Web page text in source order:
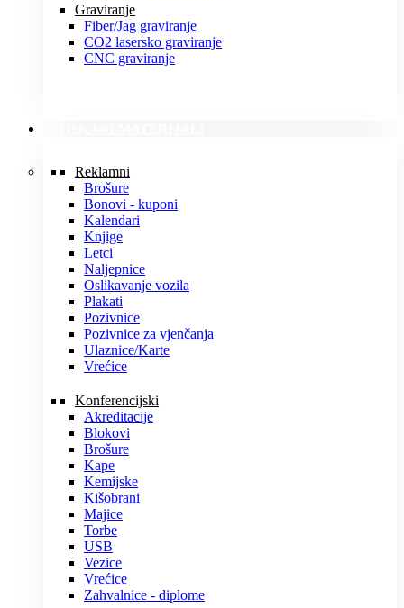
Graviranje
Fiber/Jag graviranje
CO2 lasersko graviranje
CNC graviranje
Reklamni
Brošure
Bonovi - kuponi
Kalendari
Knjige
Letci
Naljepnice
Oslikavanje vozila
Plakati
Pozivnice
Pozivnice za vjenčanja
Ulaznice/Karte
Vrećice
Konferencijski
Akreditacije
Blokovi
Brošure
Kape
Kemijske
Kišobrani
Majice
Torbe
USB
Vezice
Vrećice
Zahvalnice - diplome